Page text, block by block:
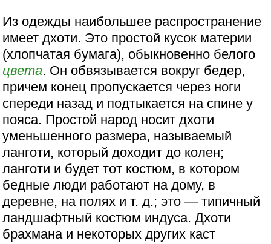
Из одежды наибольшее распространение
имеет дхоти. Это простой кусок материи
(хлопчатая бумага), обыкновенно белого
цвета. Он обвязывается вокруг бедер,
причем конец пропускается через ноги
спереди назад и подтыкается на спине у
пояса. Простой народ носит дхоти
уменьшенного размера, называемый
ланготи, который доходит до колен;
ланготи и будет тот костюм, в котором
бедные люди работают на дому, в
деревне, на полях и т. д.; это — типичный
ландшафтный костюм индуса. Дхоти
брахмана и некоторых других каст